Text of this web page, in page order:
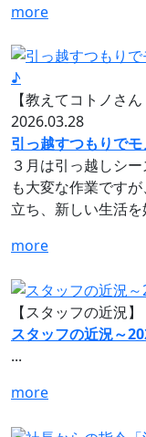
more
【教えてコトノさ
2026.03.28
引っ越すつもりで
３月は引っ越しシ
も大変な作業です
立ち、新しい生活を
more
【スタッフの近況】
スタッフの近況～
...
more